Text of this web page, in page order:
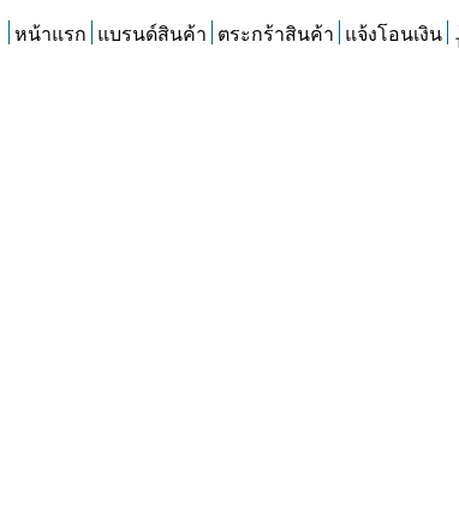
หน้าแรก แบรนด์สินค้า ตระกร้าสินค้า แจ้งโอนเงิน